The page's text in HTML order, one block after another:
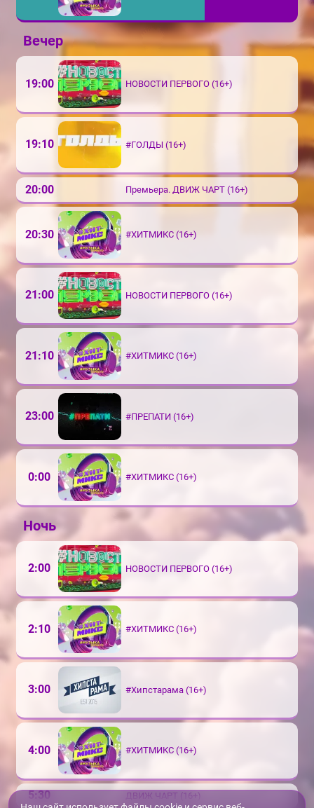
Вечер
19:00 НОВОСТИ ПЕРВОГО (16+)
19:10 #ГОЛДЫ (16+)
20:00 Премьера. ДВИЖ ЧАРТ (16+)
20:30 #ХИТМИКС (16+)
21:00 НОВОСТИ ПЕРВОГО (16+)
21:10 #ХИТМИКС (16+)
23:00 #ПРЕПАТИ (16+)
0:00 #ХИТМИКС (16+)
Ночь
2:00 НОВОСТИ ПЕРВОГО (16+)
2:10 #ХИТМИКС (16+)
3:00 #Хипстарама (16+)
4:00 #ХИТМИКС (16+)
5:30 ДВИЖ ЧАРТ (16+)